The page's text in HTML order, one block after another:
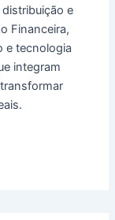
e
Financeira,
e tecnologia
integram